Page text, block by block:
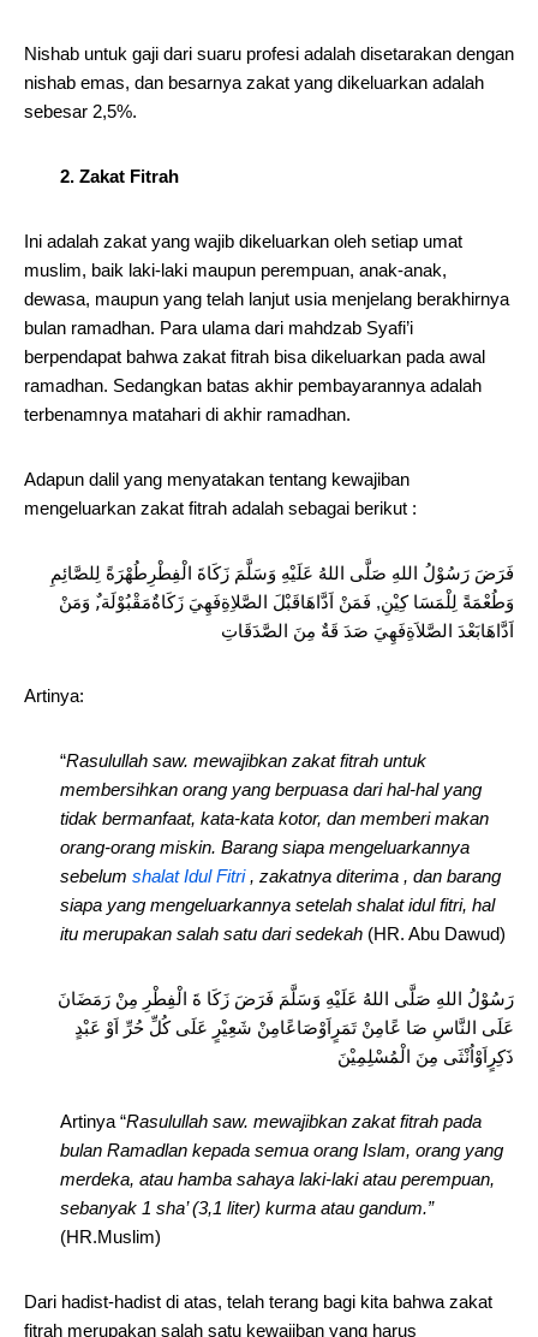
Nishab untuk gaji dari suaru profesi adalah disetarakan dengan
nishab emas, dan besarnya zakat yang dikeluarkan adalah
sebesar 2,5%.
2. Zakat Fitrah
Ini adalah zakat yang wajib dikeluarkan oleh setiap umat
muslim, baik laki-laki maupun perempuan, anak-anak,
dewasa, maupun yang telah lanjut usia menjelang berakhirnya
bulan ramadhan. Para ulama dari mahdzab Syafi’i
berpendapat bahwa zakat fitrah bisa dikeluarkan pada awal
ramadhan. Sedangkan batas akhir pembayarannya adalah
terbenamnya matahari di akhir ramadhan.
Adapun dalil yang menyatakan tentang kewajiban
mengeluarkan zakat fitrah adalah sebagai berikut :
فَرَضَ رَسُوْلُ اللهِ صَلَّى اللهُ عَلَيْهِ وَسَلَّمَ زَكَاةَ الْفِطْرِطُهْرَةً لِلصَّائِمِ
وَطُعْمَةً لِلْمَسَا كِيْنِ, فَمَنْ اَدَّاهَاقَبْلَ الصَّلاِةِفَهِيَ زَكَاةٌمَقْبُوْلَة,ٌ وَمَنْ
اَدَّاهَابَعْدَ الصَّلاَةِفَهِيَ صَدَ قَةٌ مِنَ الصَّدَقَاتِ
Artinya:
“Rasulullah saw. mewajibkan zakat fitrah untuk
membersihkan orang yang berpuasa dari hal-hal yang
tidak bermanfaat, kata-kata kotor, dan memberi makan
orang-orang miskin. Barang siapa mengeluarkannya
sebelum shalat Idul Fitri, zakatnya diterima , dan barang
siapa yang mengeluarkannya setelah shalat idul fitri, hal
itu merupakan salah satu dari sedekah (HR. Abu Dawud)
رَسُوْلُ اللهِ صَلَّى اللهُ عَلَيْهِ وَسَلَّمَ فَرَضَ زَكَا ةَ الْفِطْرِ مِنْ رَمَضَانَ
عَلَى النَّاسِ صَا عًامِنْ تَمَرٍاَوْصَاعًامِنْ شَعِيْرٍ عَلَى كُلِّ حُرِّ اَوْ عَبْدٍ
ذَكِرٍاَوْاُنْثَى مِنَ الْمُسْلِمِيْنَ
Artinya “Rasulullah saw. mewajibkan zakat fitrah pada
bulan Ramadlan kepada semua orang Islam, orang yang
merdeka, atau hamba sahaya laki-laki atau perempuan,
sebanyak 1 sha’ (3,1 liter) kurma atau gandum.”
(HR.Muslim)
Dari hadist-hadist di atas, telah terang bagi kita bahwa zakat
fitrah merupakan salah satu kewajiban yang harus